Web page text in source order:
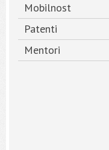
Mobilnost
Patenti
Mentori